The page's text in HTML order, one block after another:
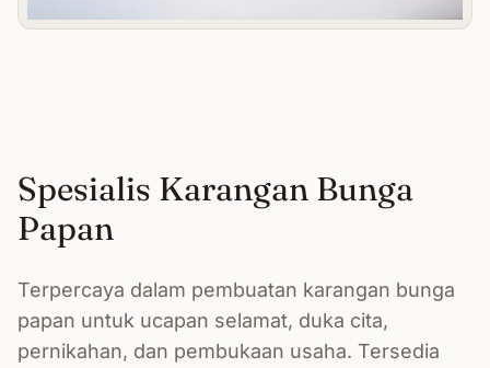
Spesialis Karangan Bunga
Papan
Terpercaya dalam pembuatan karangan bunga
papan untuk ucapan selamat, duka cita,
pernikahan, dan pembukaan usaha. Tersedia